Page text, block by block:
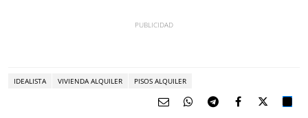
IDEALISTA VIVIENDA ALQUILER PISOS ALQUILER